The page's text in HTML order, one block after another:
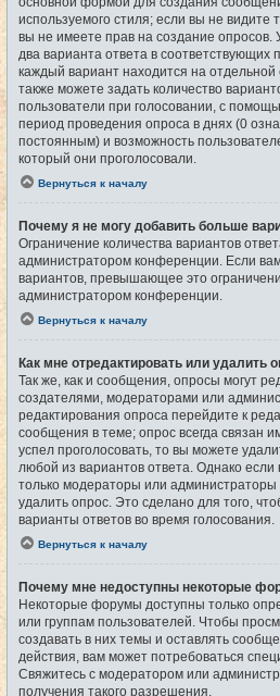
используемого стиля; если вы не видите
вы не имеете прав на создание опросов.
два варианта ответа в соответствующих
каждый вариант находится на отдельной
также можете задать количество
пользователи при голосовании, с
период проведения опроса в днях (0
постоянным) и возможность
который они проголосовали.
Вернуться к началу
Почему я не могу добавить больше
Ограничение количества вариантов
администратором конференции. Если
вариантов, превышающее это
администратором конференции.
Вернуться к началу
Как мне отредактировать или удалить
Так же, как и сообщения, опросы могут
создателями, модераторами или
редактирования опроса перейдите к
сообщения в теме; опрос всегда связан
успел проголосовать, то вы можете
любой из вариантов ответа. Однако если
только модераторы или администраторы
удалить опрос. Это сделано для того,
варианты ответов во время голосования.
Вернуться к началу
Почему мне недоступны некоторые
Некоторые форумы доступны только
или группам пользователей. Чтобы
создавать в них темы и оставлять
действия, вам может потребоваться
Свяжитесь с модератором или
получения такого разрешения.